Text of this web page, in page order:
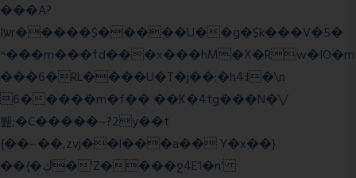
���A?
Iۭѡr�����$�����U��g�$k���V�5�
^���m���ߙd���x���hM�X�Rw�IO�m
���6�RL����U�T�j��;�h4:l�\n
6�����m�f�� ��K�4tg���N�\/
뷆;�C�����~?2y��t
{��~��,zvj��l���a�� Y�x��}
��{�ڮ�'Z����ջ4E1�n'